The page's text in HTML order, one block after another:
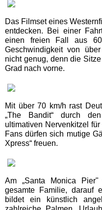
Badeparadies
Panorama-Bad
Hamburg Schwimmbäder
Mecklenburg-
Schwimmbäder
WONNEMAR Wismar
Nordrhein-Westfalen
Schwimmbäder
Das Filmset eines
entdecken. Bei einer
einen freien Fall aus
Geschwindigkeit von
nicht genug, denn die
Grad nach vorne.
Mit über 70 km/h rast
„The Bandit“ durch
ultimativen Nervenkitzel
Fans dürfen sich mutige
Xpress“ freuen.
Am „Santa Monica
gesamte Familie, darauf
bildet ein künstlich